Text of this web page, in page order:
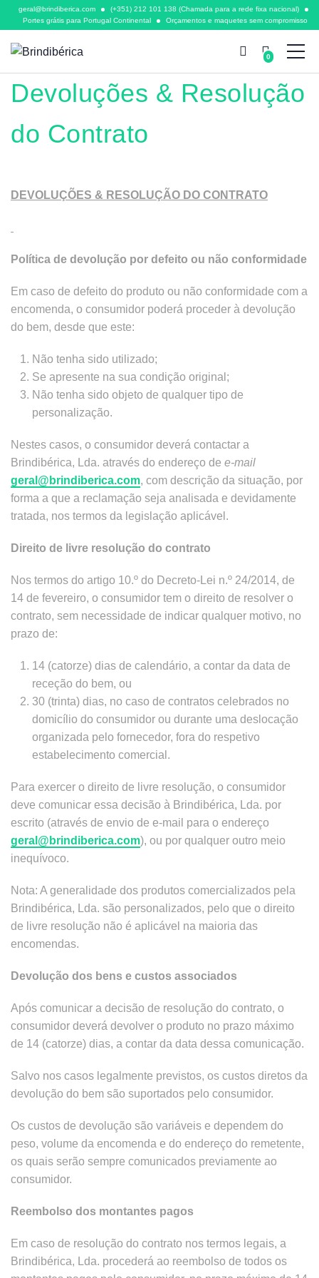
geral@brindiberica.com
(+351) 212 101 138 (Chamada para a rede fixa nacional)
Portes grátis para Portugal Continental
Orçamentos e maquetes sem compromisso
0
BRINDIBÉRICA
Devoluções & Resolução
do Contrato
DEVOLUÇÕES & RESOLUÇÃO DO CONTRATO
Política de devolução por defeito ou não conformidade
Em caso de defeito do produto ou não conformidade com a
encomenda, o consumidor poderá proceder à devolução
do bem, desde que este:
Não tenha sido utilizado;
Se apresente na sua condição original;
Não tenha sido objeto de qualquer tipo de
personalização.
Nestes casos, o consumidor deverá contactar a
Brindibérica, Lda. através do endereço de e-mail
geral@brindiberica.com, com descrição da situação, por
forma a que a reclamação seja analisada e devidamente
tratada, nos termos da legislação aplicável.
Direito de livre resolução do contrato
Nos termos do artigo 10.º do Decreto-Lei n.º 24/2014, de
14 de fevereiro, o consumidor tem o direito de resolver o
contrato, sem necessidade de indicar qualquer motivo, no
prazo de:
14 (catorze) dias de calendário, a contar da data de
receção do bem, ou
30 (trinta) dias, no caso de contratos celebrados no
domicílio do consumidor ou durante uma deslocação
organizada pelo fornecedor, fora do respetivo
estabelecimento comercial.
Para exercer o direito de livre resolução, o consumidor
deve comunicar essa decisão à Brindibérica, Lda. por
escrito (através de envio de e-mail para o endereço
geral@brindiberica.com), ou por qualquer outro meio
inequívoco.
Nota: A generalidade dos produtos comercializados pela
Brindibérica, Lda. são personalizados, pelo que o direito
de livre resolução não é aplicável na maioria das
encomendas.
Devolução dos bens e custos associados
Após comunicar a decisão de resolução do contrato, o
consumidor deverá devolver o produto no prazo máximo
de 14 (catorze) dias, a contar da data dessa comunicação.
Salvo nos casos legalmente previstos, os custos diretos da
devolução do bem são suportados pelo consumidor.
Os custos de devolução são variáveis e dependem do
peso, volume da encomenda e do endereço do remetente,
os quais serão sempre comunicados previamente ao
consumidor.
Reembolso dos montantes pagos
Em caso de resolução do contrato nos termos legais, a
Brindibérica, Lda. procederá ao reembolso de todos os